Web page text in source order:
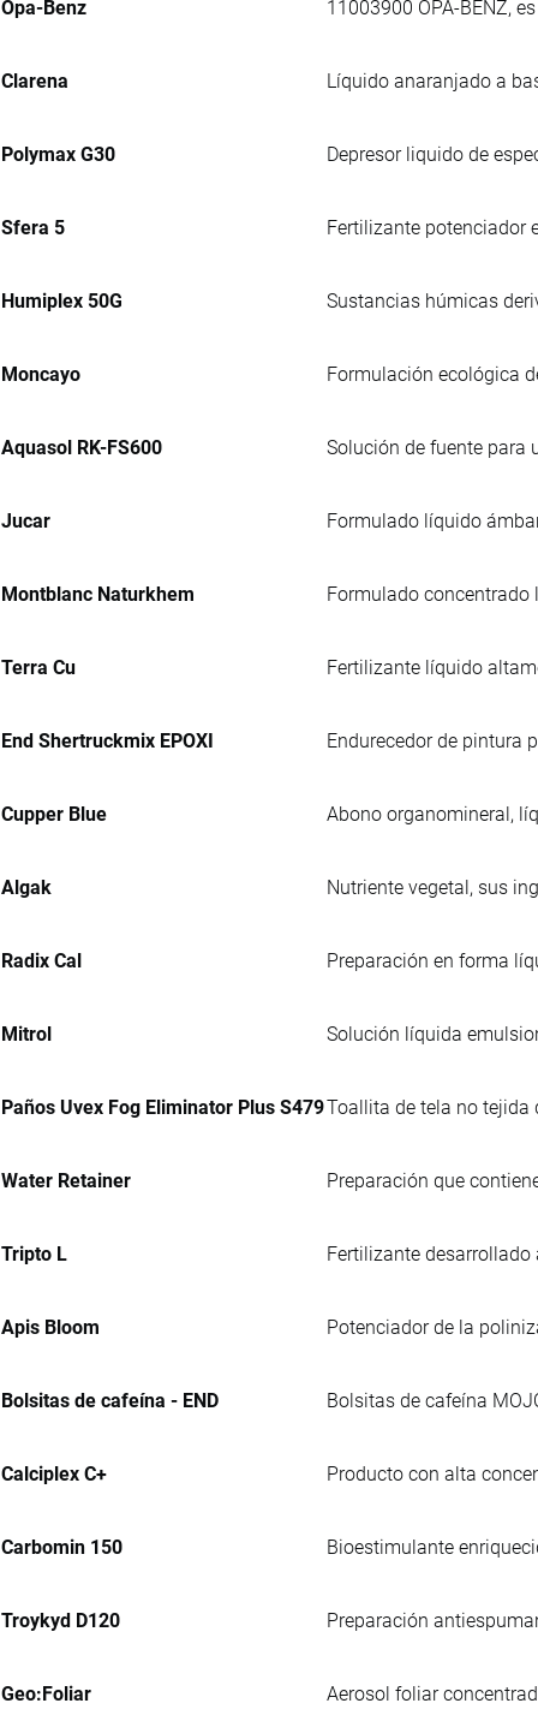
Opa-Benz 11003900 OPA-BENZ,
Clarena Líquido anaranjado a
Polymax G30 Depresor liquido de
Sfera 5 Fertilizante potenciador
Humiplex 50G Sustancias húmicas
Moncayo Formulación ecológica
Aquasol RK-FS600 Solución de fuente para
Jucar Formulado líquido
Montblanc Naturkhem Formulado
Terra Cu Fertilizante líquido
End Shertruckmix EPOXI Endurecedor de pintura
Cupper Blue Abono organomineral,
Algak Nutriente vegetal, sus
Radix Cal Preparación en forma
Mitrol Solución líquida
Paños Uvex Fog Eliminator Plus S479Toallita de tela no tejida
Water Retainer Preparación que
Tripto L Fertilizante
Apis Bloom Potenciador de la
Bolsitas de cafeína - END Bolsitas de cafeína
Calciplex C+ Producto con alta
Carbomin 150 Bioestimulante
Troykyd D120 Preparación
Geo:Foliar Aerosol foliar